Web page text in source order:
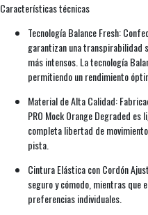
Características técnicas
Tecnología Balance Fresh:
garantizan una transpirabilidad
más intensos. La tecnología
permitiendo un rendimiento
Material de Alta Calidad:
PRO Mock Orange Degraded
completa libertad de
pista.
Cintura Elástica con Cordón
seguro y cómodo, mientras que
preferencias individuales.